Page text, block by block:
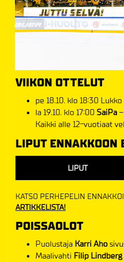
VIIKON OTTELUT
pe 18.10. klo 18:30
la 19.10. klo 17:00 SaiPa
Kaikki alle 12-vuotiaat
LIPUT ENNAKKOON
LIPUT
KATSO PERHEPELIN
ARTIKKELISTA!
POISSAOLOT
Puolustaja Karri Aho
Maalivahti Filip Lindberg